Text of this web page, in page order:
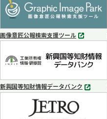
で
開
く
画像意匠公報検索支援ツール
別
ブ
で
く
新興国等知財情報データバンク
別